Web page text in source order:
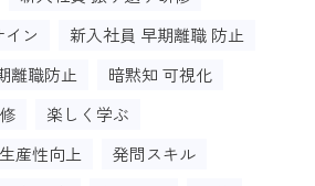
ン
新入社員 早期離職 防止
離職防止
暗黙知 可視化
楽しく学ぶ
生産性向上
発問スキル